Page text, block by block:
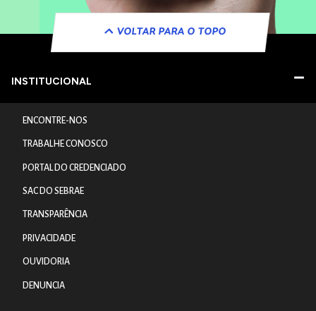
VOLTAR PARA O TOPO
INSTITUCIONAL
ENCONTRE-NOS
TRABALHE CONOSCO
PORTAL DO CREDENCIADO
SAC DO SEBRAE
TRANSPARÊNCIA
PRIVACIDADE
OUVIDORIA
DENUNCIA